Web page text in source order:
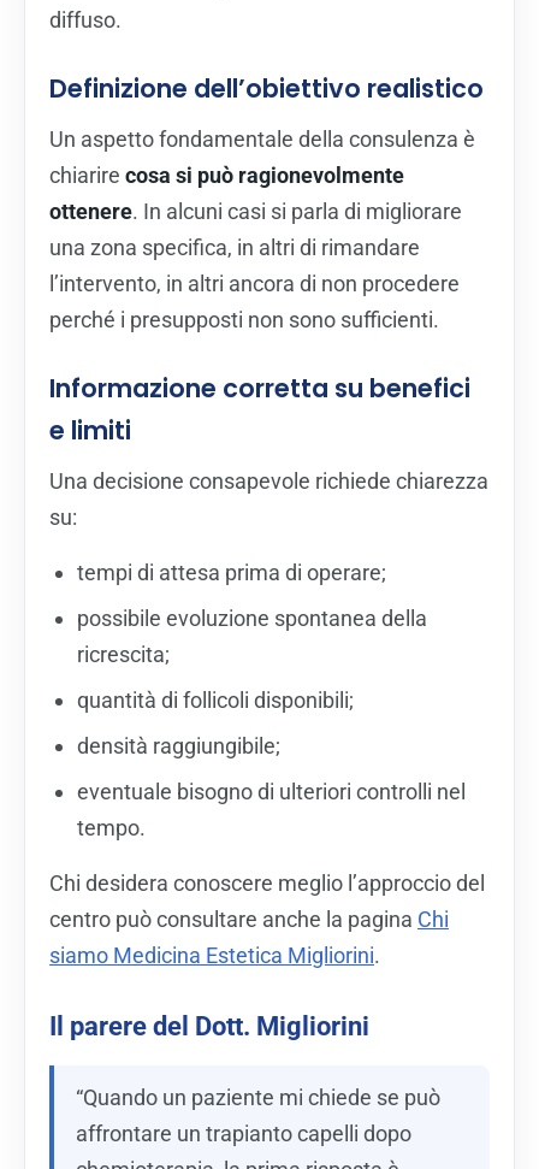
diffuso.
Definizione dell’obiettivo realistico
Un aspetto fondamentale della consulenza è
chiarire cosa si può ragionevolmente
ottenere. In alcuni casi si parla di migliorare
una zona specifica, in altri di rimandare
l’intervento, in altri ancora di non procedere
perché i presupposti non sono sufficienti.
Informazione corretta su benefici
e limiti
Una decisione consapevole richiede chiarezza
su:
tempi di attesa prima di operare;
possibile evoluzione spontanea della
ricrescita;
quantità di follicoli disponibili;
densità raggiungibile;
eventuale bisogno di ulteriori controlli nel
tempo.
Chi desidera conoscere meglio l’approccio del
centro può consultare anche la pagina Chi
siamo Medicina Estetica Migliorini.
Il parere del Dott. Migliorini
“Quando un paziente mi chiede se può
affrontare un trapianto capelli dopo